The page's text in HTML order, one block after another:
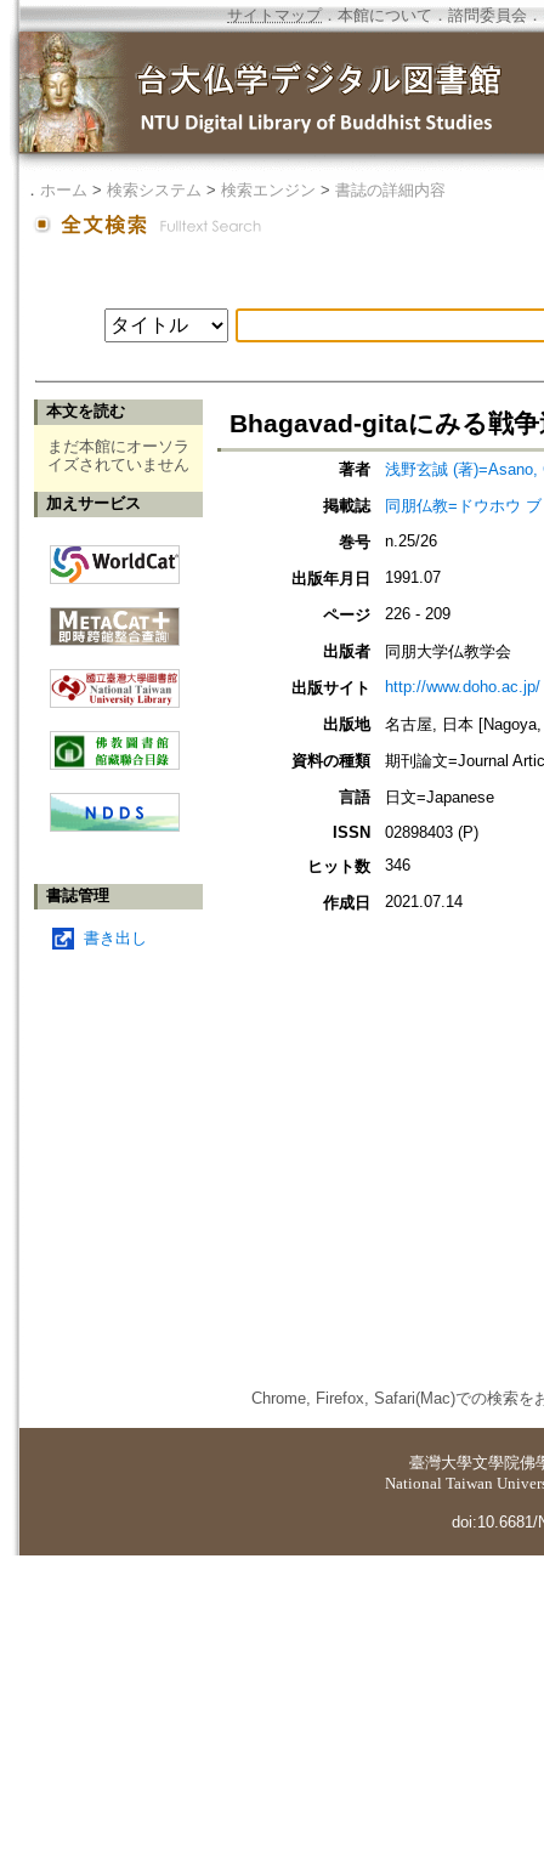
サイトマップ．本館について ． 諮問委員会 ．
． ホーム > 検索システム > 検索エンジン > 書誌の詳細内容
本文を読む
まだ本館にオーソラ
イズされていません
加えサービス
書誌管理
書き出し
Bhagavad-gitaにみる戦争
著者
浅野玄誠 (著)=Asano,
掲載誌
同朋仏教=ドウホウ
巻号
n.25/26
出版年月日 1991.07
ページ 226 - 209
出版者
同朋大学仏教学会
出版サイト
http://www.doho.ac.jp/
出版地
名古屋, 日本
資料の種類
期刊論文=Journal
言語
日文=Japanese
ISSN
02898403 (P)
ヒット数
346
作成日 2021.07.14
Chrome, Firefox, Safari(Mac)での検索を
臺灣大學文學院佛
National Taiwan
doi:10.6681/